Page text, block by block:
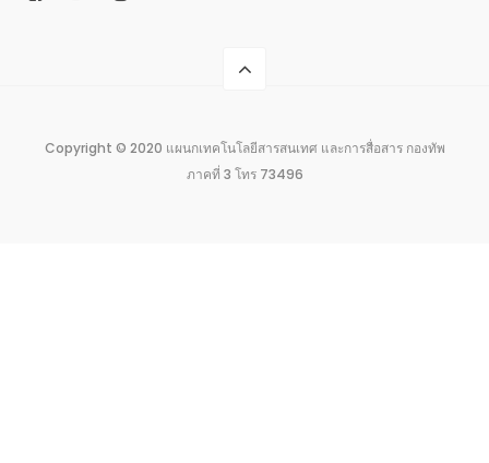
Copyright © 2020 แผนกเทคโนโลยีสารสนเทศ และการสื่อสาร กองทัพ
ภาคที่ 3 โทร 73496